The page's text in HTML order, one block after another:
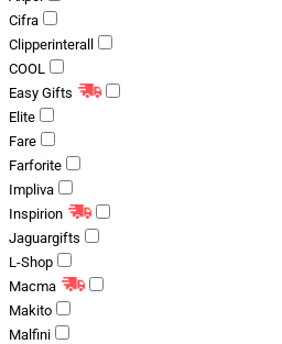
Cifra
Clipperinterall
COOL
Easy Gifts
Elite
Fare
Farforite
Impliva
Inspirion
Jaguargifts
L-Shop
Macma
Makito
Malfini